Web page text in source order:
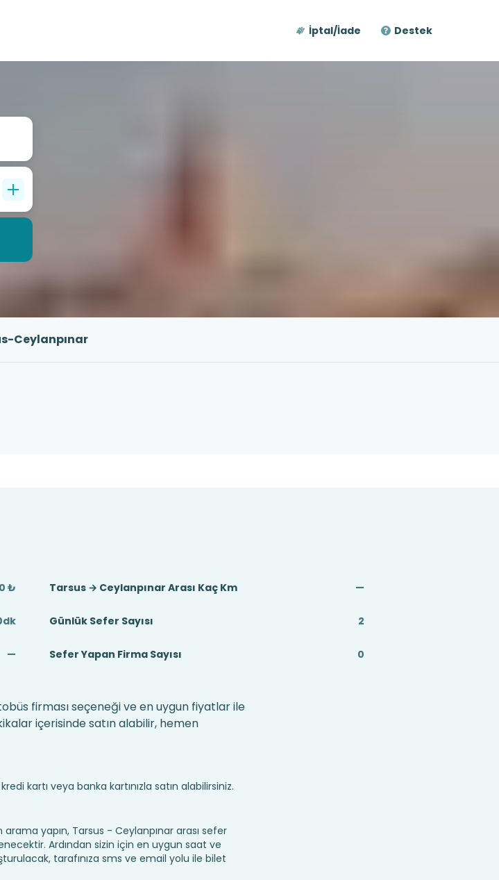
İptal/İade Destek
Ceylanpınar
₺ Tarsus → Ceylanpınar Arası Kaç Km —
Günlük Sefer Sayısı 2
— Sefer Yapan Firma Sayısı 0
firması seçeneği ve en uygun fiyatlar ile
içerisinde satın alabilir, hemen
kartı veya banka kartınızla satın alabilirsiniz.
yapın, Tarsus - Ceylanpınar arası sefer
Ardından sizin için en uygun saat ve
tarafınıza sms ve email yolu ile bilet